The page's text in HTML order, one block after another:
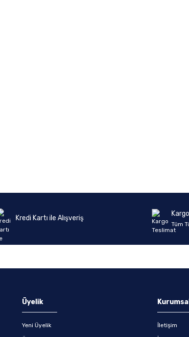
Kredi Kartı ile Alışveriş
Tüm
Üyelik
Yeni Üyelik
Kurumsal
İletişim